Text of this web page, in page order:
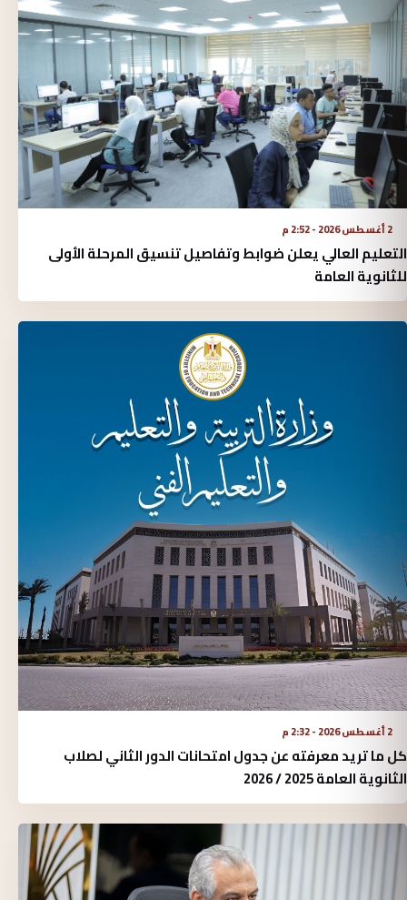
2 أغسطس 2026 - 2:52 م
التعليم العالي يعلن ضوابط وتفاصيل تنسيق المرحلة الأولى
للثانوية العامة
2 أغسطس 2026 - 2:32 م
كل ما تريد معرفته عن جدول امتحانات الدور الثاني لصلاب
الثانوية العامة 2025 / 2026